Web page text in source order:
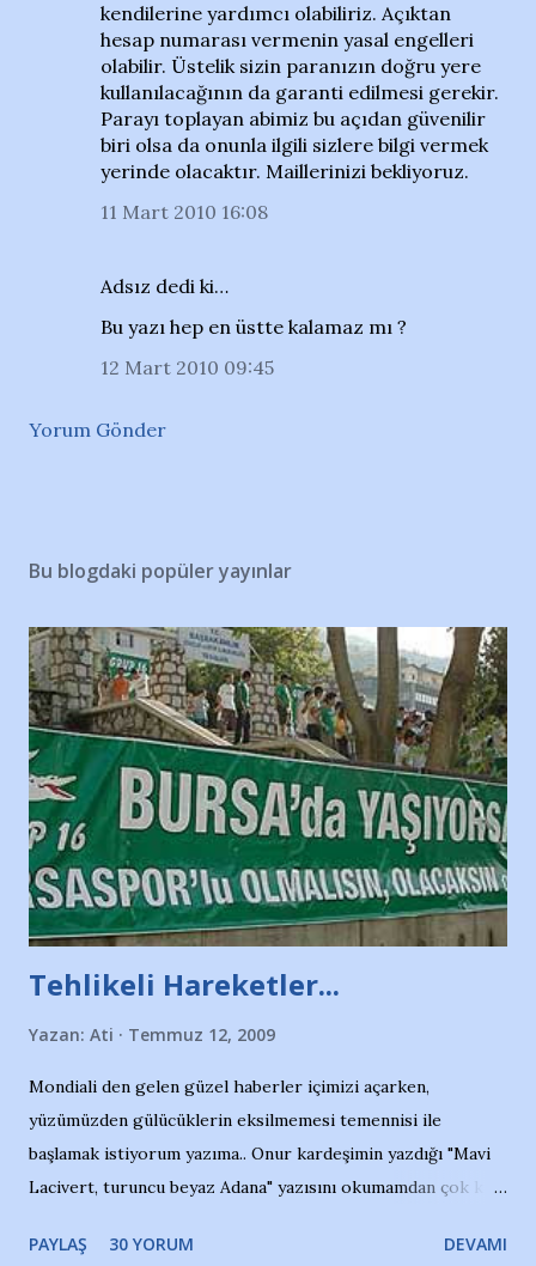
kendilerine yardımcı olabiliriz. Açıktan
hesap numarası vermenin yasal engelleri
olabilir. Üstelik sizin paranızın doğru yere
kullanılacağının da garanti edilmesi gerekir.
Parayı toplayan abimiz bu açıdan güvenilir
biri olsa da onunla ilgili sizlere bilgi vermek
yerinde olacaktır. Maillerinizi bekliyoruz.
11 Mart 2010 16:08
Adsız dedi ki…
Bu yazı hep en üstte kalamaz mı ?
12 Mart 2010 09:45
Yorum Gönder
Bu blogdaki popüler yayınlar
Tehlikeli Hareketler...
Yazan: Ati Temmuz 12, 2009
Mondiali den gelen güzel haberler içimizi açarken,
yüzümüzden gülücüklerin eksilmemesi temennisi ile
başlamak istiyorum yazıma.. Onur kardeşimin yazdığı "Mavi
Lacivert, turuncu beyaz Adana" yazısını okumamdan çok kısa
irkildim.. "Bursasporlu taraftarlar, İstanbul takımlarının
PAYLAŞ 30 YORUM DEVAMI